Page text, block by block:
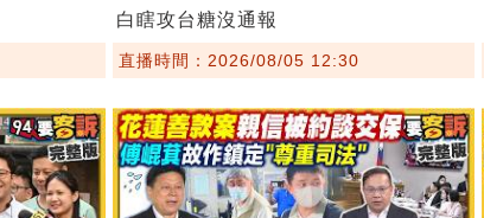
白瞎攻台糖沒通報
直播時間：2026/08/05 12:30